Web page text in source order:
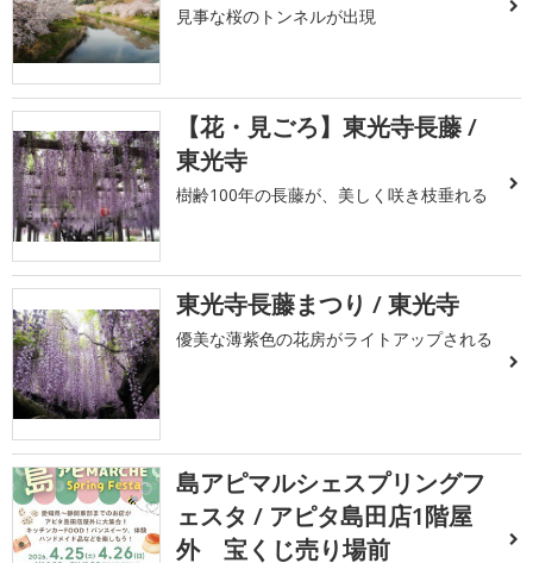
見事な桜のトンネルが出現
【花・見ごろ】東光寺長藤 /
東光寺
樹齢100年の長藤が、美しく咲き枝垂れる
東光寺長藤まつり / 東光寺
優美な薄紫色の花房がライトアップされる
島アピマルシェスプリングフ
ェスタ / アピタ島田店1階屋
外 宝くじ売り場前